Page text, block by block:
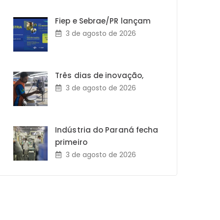
Fiep e Sebrae/PR lançam
3 de agosto de 2026
Três dias de inovação,
3 de agosto de 2026
Indústria do Paraná fecha
primeiro
3 de agosto de 2026